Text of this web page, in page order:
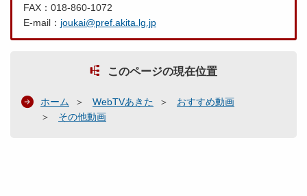
FAX：018-860-1072
E-mail： joukai@pref.akita.lg.jp
このページの現在位置
ホーム WebTVあきた
おすすめ動画
その他動画